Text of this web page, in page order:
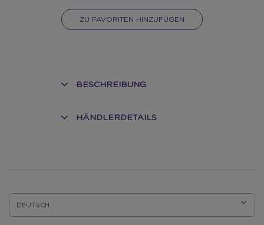
ZU FAVORITEN HINZUFÜGEN
BESCHREIBUNG
HÄNDLERDETAILS